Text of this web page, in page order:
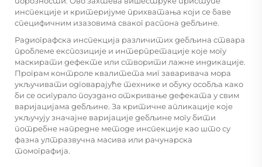
инспекције и критеријуме прихватања који се баве
специфичним изазовима сваког распона дебљине.
Радиографска инспекција различитих дебљина ствара
проблеме експозиције и интерпретације које могу
маскирати дефекте или створити лажне индикације.
Програм контроле квалитета миг заваривача мора
укључивати одговарајуће технике и обуку особља како
би се осигурало поуздано откривање дефеката у свим
варијацијама дебљине. За критичне апликације које
укључују значајне варијације дебљине могу бити
потребне напредне методе инспекције као што су
фазна ултразвучна масива или рачунарска
томографија.